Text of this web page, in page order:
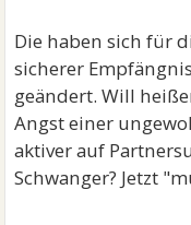
Die haben sich für
sicherer
geändert. Will
Angst einer
aktiver auf
Schwanger? Jetzt